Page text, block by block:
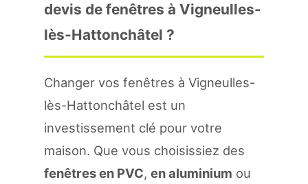
devis de fenêtres à Vigneulles-
lès-Hattonchâtel ?
Changer vos fenêtres à Vigneulles-
lès-Hattonchâtel est un
investissement clé pour votre
maison. Que vous choisissiez des
fenêtres en PVC, en aluminium ou